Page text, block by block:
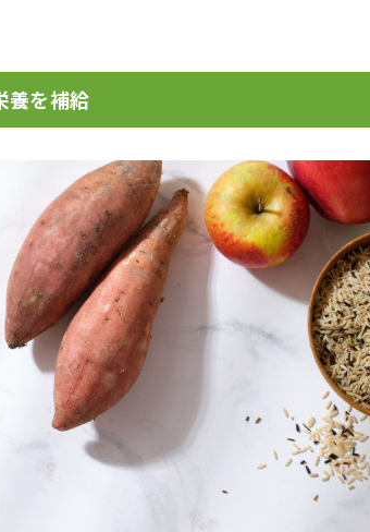
養を補給